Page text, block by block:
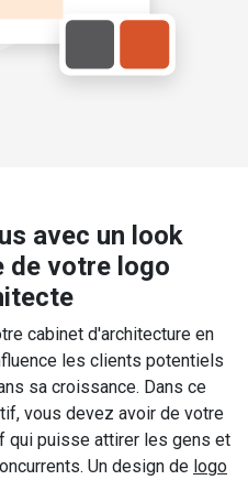
avec un look
de votre logo
cabinet d'architecture en
les clients potentiels
sa croissance. Dans ce
vous devez avoir de votre
qui puisse attirer les gens et
Un design de logo